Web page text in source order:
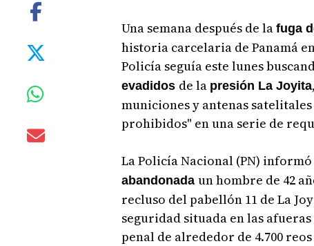
Una semana después de la fuga
historia carcelaria de Panamá
Policía seguía este lunes
evadidos de la presión La Joyita
municiones y antenas
prohibidos" en una serie de
La Policía Nacional (PN)
abandonada un hombre de 42
recluso del pabellón 11 de La
seguridad situada en las
penal de alrededor de 4.700